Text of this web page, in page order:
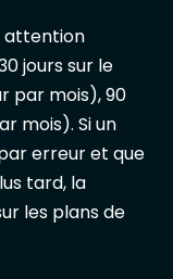
attention
jours sur le
par mois), 90
mois). Si un
erreur et que
tard, la
les plans de